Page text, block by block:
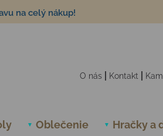
na celý nákup!
O nás Kontakt
Oblečenie Hračky a